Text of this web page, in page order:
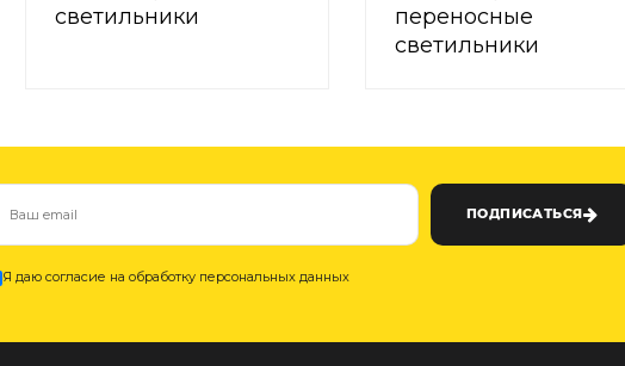
светильники
переносные
светильники
ПОДПИСАТЬСЯ
Я даю согласие на обработку персональных данных